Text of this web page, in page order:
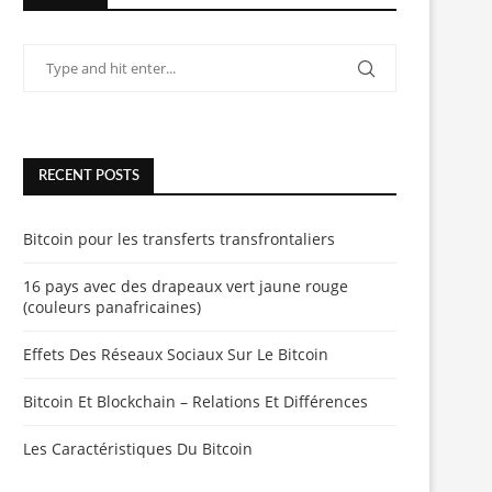
RECENT POSTS
Bitcoin pour les transferts transfrontaliers
16 pays avec des drapeaux vert jaune rouge
(couleurs panafricaines)
Effets Des Réseaux Sociaux Sur Le Bitcoin
Bitcoin Et Blockchain – Relations Et Différences
Les Caractéristiques Du Bitcoin